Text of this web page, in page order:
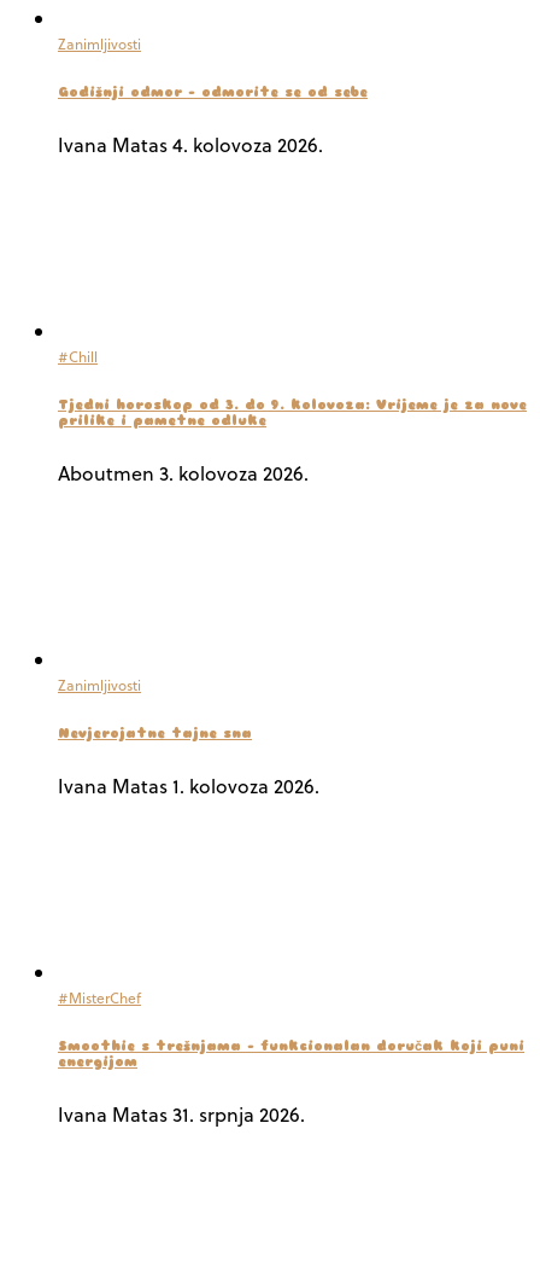
Zanimljivosti
Godišnji odmor – odmorite se od sebe
Ivana Matas4. kolovoza 2026.
#Chill
Tjedni horoskop od 3. do 9. kolovoza: Vrijeme je za nove
prilike i pametne odluke
Aboutmen 3. kolovoza 2026.
Zanimljivosti
Nevjerojatne tajne sna
Ivana Matas1. kolovoza 2026.
#MisterChef
Smoothie s trešnjama – funkcionalan doručak koji puni
energijom
Ivana Matas31. srpnja 2026.